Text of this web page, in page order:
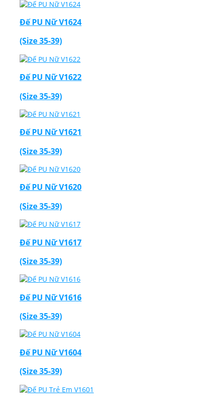
Đế PU Nữ V1624
(Size 35-39)
Đế PU Nữ V1622
(Size 35-39)
Đế PU Nữ V1621
(Size 35-39)
Đế PU Nữ V1620
(Size 35-39)
Đế PU Nữ V1617
(Size 35-39)
Đế PU Nữ V1616
(Size 35-39)
Đế PU Nữ V1604
(Size 35-39)